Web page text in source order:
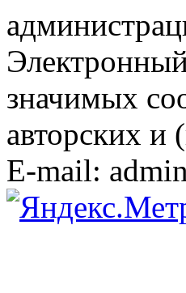
значимых
авторских
E-mail: